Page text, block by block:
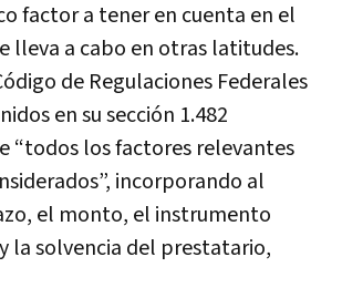
factor a tener en cuenta en el
lleva a cabo en otras latitudes.
de Regulaciones Federales
en su sección 1.482
“todos los factores relevantes
incorporando al
el monto, el instrumento
la solvencia del prestatario,